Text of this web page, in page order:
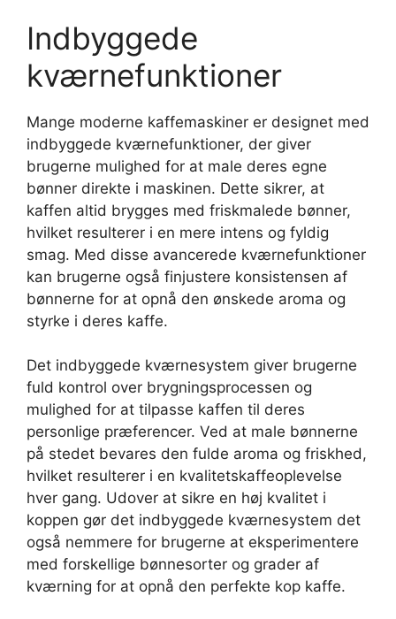
Indbyggede
kværnefunktioner
Mange moderne kaffemaskiner er designet med
indbyggede kværnefunktioner, der giver
brugerne mulighed for at male deres egne
bønner direkte i maskinen. Dette sikrer, at
kaffen altid brygges med friskmalede bønner,
hvilket resulterer i en mere intens og fyldig
smag. Med disse avancerede kværnefunktioner
kan brugerne også finjustere konsistensen af ​​
bønnerne for at opnå den ønskede aroma og
styrke i deres kaffe.
Det indbyggede kværnesystem giver brugerne
fuld kontrol over brygningsprocessen og
mulighed for at tilpasse kaffen til deres
personlige præferencer. Ved at male bønnerne
på stedet bevares den fulde aroma og friskhed,
hvilket resulterer i en kvalitetskaffeoplevelse
hver gang. Udover at sikre en høj kvalitet i
koppen gør det indbyggede kværnesystem det
også nemmere for brugerne at eksperimentere
med forskellige bønnesorter og grader af
kværning for at opnå den perfekte kop kaffe.